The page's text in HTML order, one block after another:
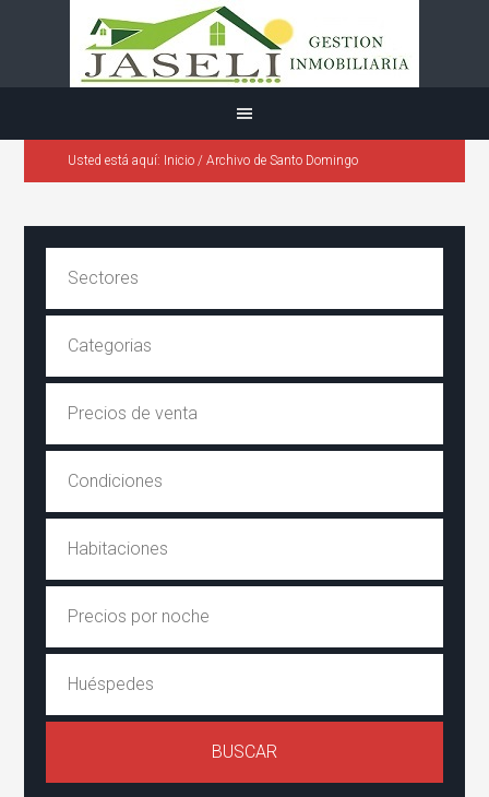
Usted está aquí: Inicio / Archivo de Santo Domingo